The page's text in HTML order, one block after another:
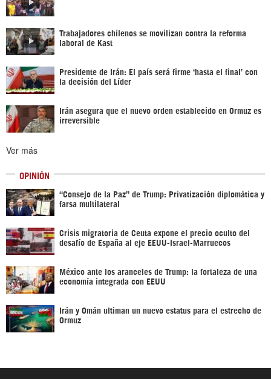
Trabajadores chilenos se movilizan contra la reforma
laboral de Kast
Presidente de Irán: El país será firme ‘hasta el final’ con
la decisión del Líder
Irán asegura que el nuevo orden establecido en Ormuz es
irreversible
Ver más
OPINIÓN
“Consejo de la Paz” de Trump: Privatización diplomática y
farsa multilateral
Crisis migratoria de Ceuta expone el precio oculto del
desafío de España al eje EEUU-Israel-Marruecos
México ante los aranceles de Trump: la fortaleza de una
economía integrada con EEUU
Irán y Omán ultiman un nuevo estatus para el estrecho de
Ormuz